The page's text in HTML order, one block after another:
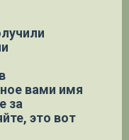
вами имя
за
это вот